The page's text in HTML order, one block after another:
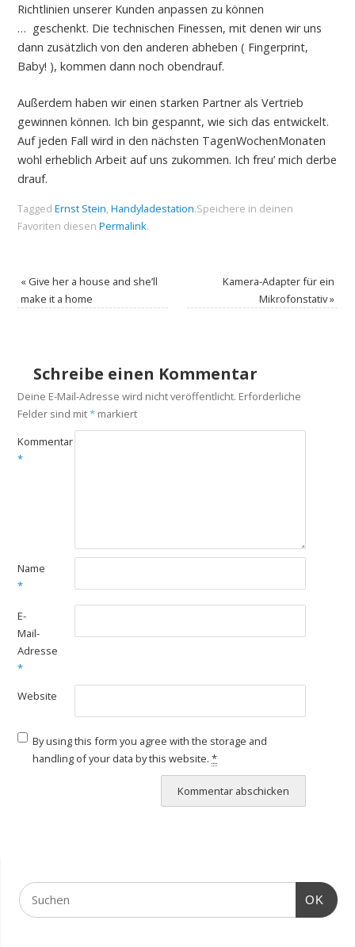
Richtlinien unserer Kunden anpassen zu können
… geschenkt. Die technischen Finessen, mit denen wir uns
dann zusätzlich von den anderen abheben ( Fingerprint,
Baby! ), kommen dann noch obendrauf.
Außerdem haben wir einen starken Partner als Vertrieb
gewinnen können. Ich bin gespannt, wie sich das entwickelt.
Auf jeden Fall wird in den nächsten TagenWochenMonaten
wohl erheblich Arbeit auf uns zukommen. Ich freu’ mich derbe
drauf.
Tagged Ernst Stein, Handyladestation.Speichere in deinen
Favoriten diesen Permalink.
«Give her a house and she’ll
make it a home
Kamera-Adapter für ein
Mikrofonstativ»
Schreibe einen Kommentar
Deine E-Mail-Adresse wird nicht veröffentlicht. Erforderliche
Felder sind mit*markiert
Kommentar
*
Name
*
E-
Mail-
Adresse
*
Website
By using this form you agree with the storage and
handling of your data by this website.*
OK